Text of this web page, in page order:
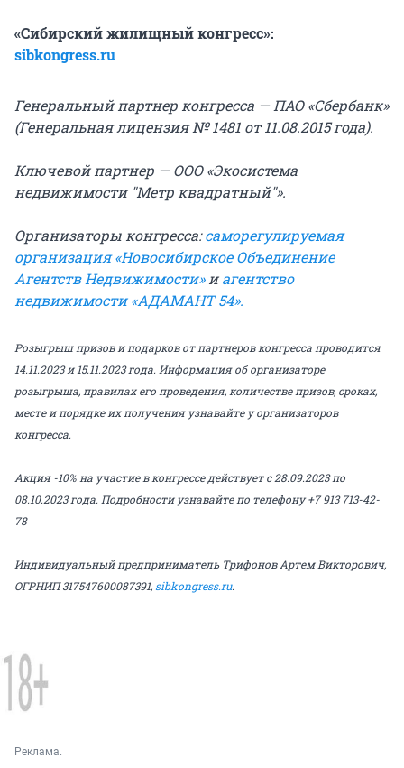
«Сибирский жилищный конгресс»:
sibkongress.ru
Генеральный партнер конгресса — ПАО «Сбербанк»
(Генеральная лицензия № 1481 от 11.08.2015 года).
Ключевой партнер — ООО «Экосистема
недвижимости "Метр квадратный"».
Организаторы конгресса:саморегулируемая
организация «Новосибирское Объединение
Агентств Недвижимости»иагентство
недвижимости «АДАМАНТ 54».
Розыгрыш призов и подарков от партнеров конгресса проводится
14.11.2023 и 15.11.2023 года. Информация об организаторе
розыгрыша, правилах его проведения, количестве призов, сроках,
месте и порядке их получения узнавайте у организаторов
конгресса.
Акция -10% на участие в конгрессе действует с 28.09.2023 по
08.10.2023 года. Подробности узнавайте по телефону +7 913 713-42-
78
Индивидуальный предприниматель Трифонов Артем Викторович,
ОГРНИП 317547600087391,sibkongress.ru.
Реклама.